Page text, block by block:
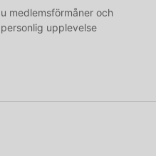
medlemsförmåner och
upplevelse